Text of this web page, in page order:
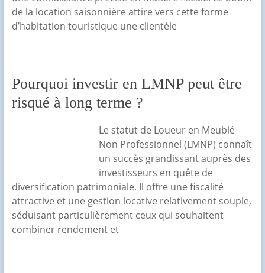
de la location saisonnière attire vers cette forme
d’habitation touristique une clientèle
Pourquoi investir en LMNP peut être
risqué à long terme ?
Le statut de Loueur en Meublé
Non Professionnel (LMNP) connaît
un succès grandissant auprès des
investisseurs en quête de
diversification patrimoniale. Il offre une fiscalité
attractive et une gestion locative relativement souple,
séduisant particulièrement ceux qui souhaitent
combiner rendement et